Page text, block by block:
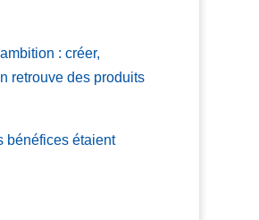
: créer,
retrouve des produits
bénéfices étaient